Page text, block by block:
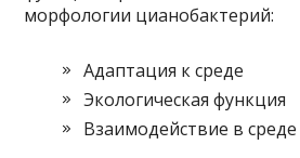
морфологии цианобактерий:
Адаптация к среде
Экологическая функция
Взаимодействие в среде